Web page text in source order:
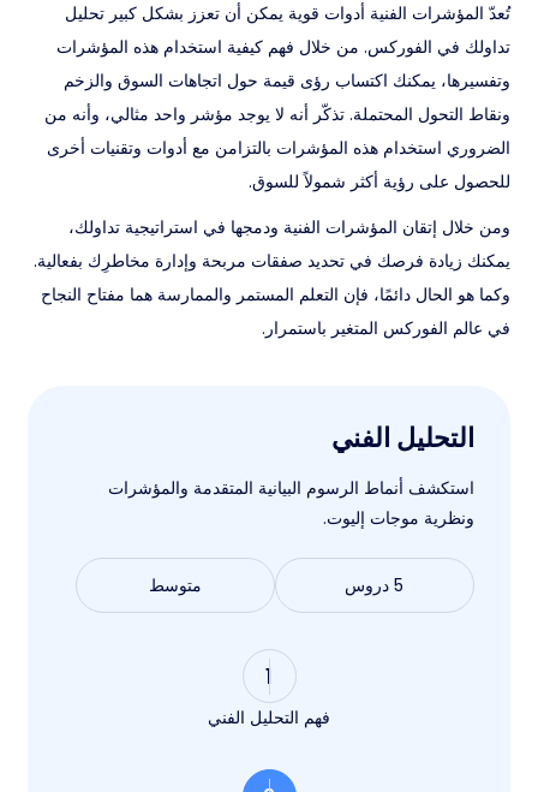
تُعدّ المؤشرات الفنية أدوات قوية يمكن أن تعزز بشكل كبير تحليل
تداولك في الفوركس. من خلال فهم كيفية استخدام هذه المؤشرات
وتفسيرها، يمكنك اكتساب رؤى قيمة حول اتجاهات السوق والزخم
ونقاط التحول المحتملة. تذكّر أنه لا يوجد مؤشر واحد مثالي، وأنه من
الضروري استخدام هذه المؤشرات بالتزامن مع أدوات وتقنيات أخرى
للحصول على رؤية أكثر شمولاً للسوق.
ومن خلال إتقان المؤشرات الفنية ودمجها في استراتيجية تداولك،
يمكنك زيادة فرصك في تحديد صفقات مربحة وإدارة مخاطرِك بفعالية.
وكما هو الحال دائمًا، فإن التعلم المستمر والممارسة هما مفتاح النجاح
في عالم الفوركس المتغير باستمرار.
التحليل الفني
استكشف أنماط الرسوم البيانية المتقدمة والمؤشرات
ونظرية موجات إليوت.
5 دروس متوسط
1
فهم التحليل الفني